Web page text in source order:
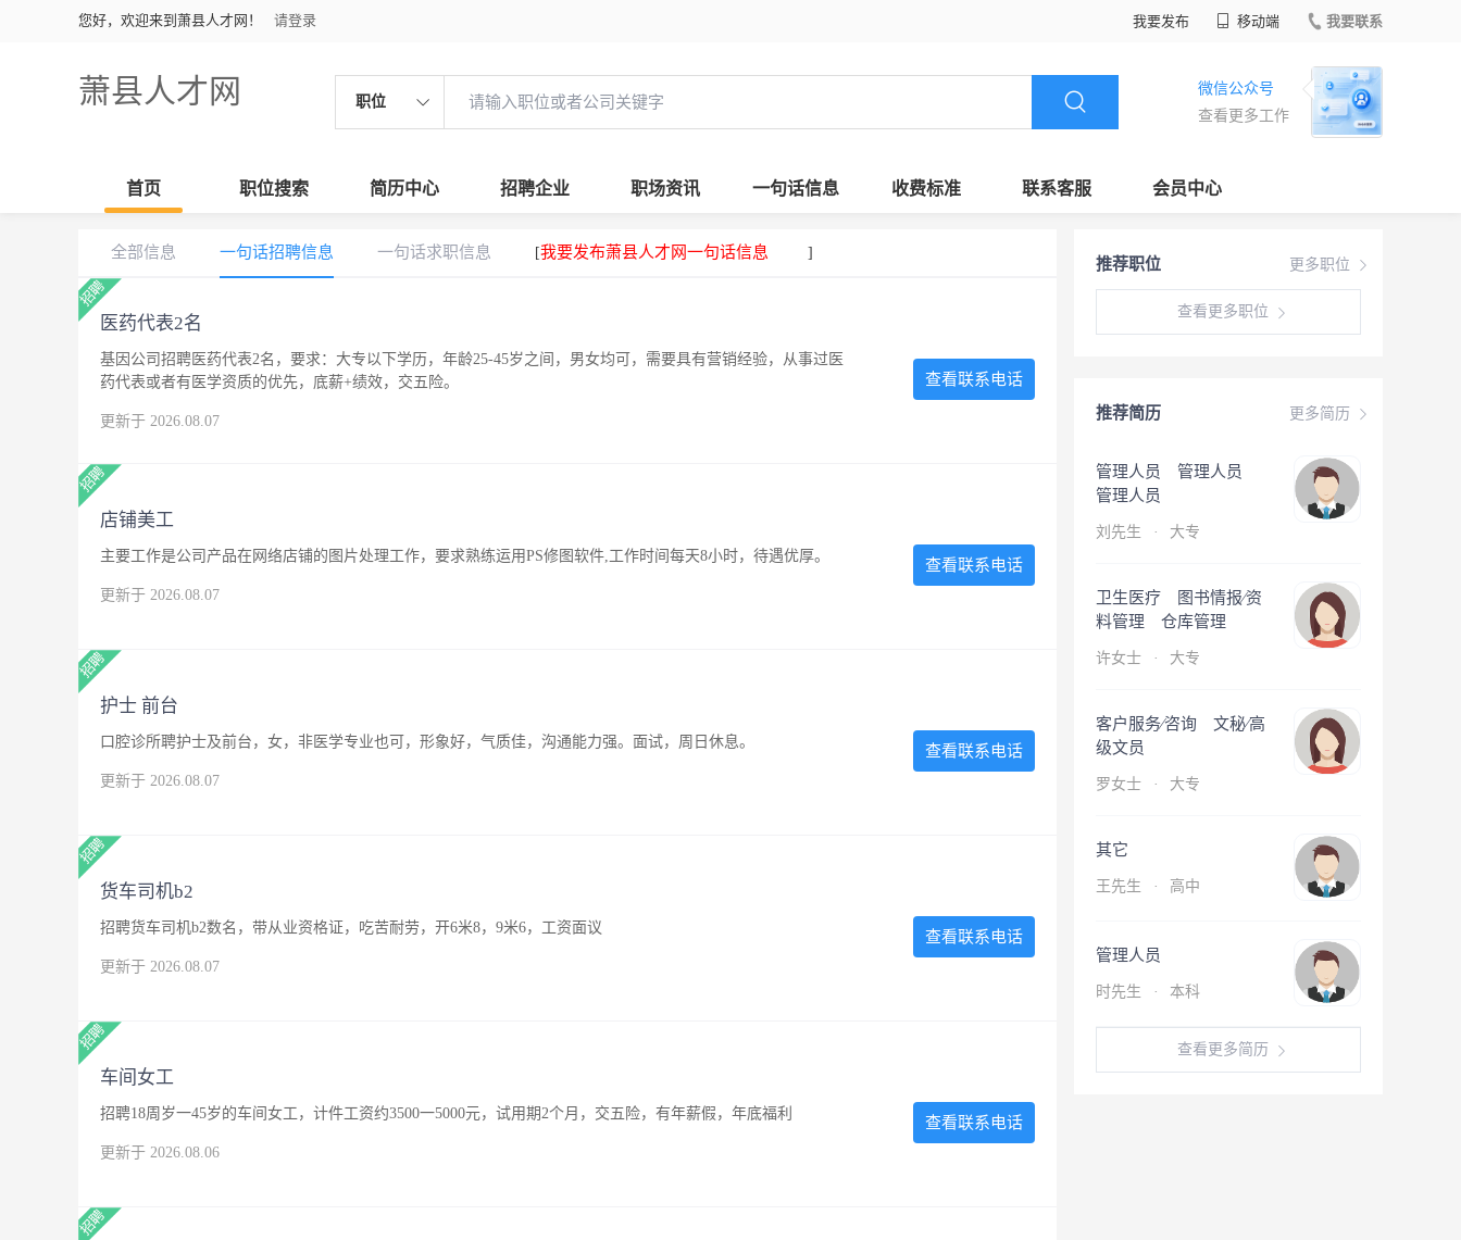
您好，欢迎来到萧县人才网！ 请登录 我要发布 移动端 我要联系
萧县人才网 职位
微信公众号
查看更多工作
首页 职位搜索 简历中心 招聘企业 职场资讯 一句话信息 收费标准 联系客服 会员中心
更多职位
推荐职位
查看更多职位
更多简历
推荐简历
管理人员 管理人员
管理人员
刘先生 · 大专
卫生医疗 图书情报∕资
料管理 仓库管理
许女士 · 大专
客户服务∕咨询 文秘∕高
级文员
罗女士 · 大专
其它
王先生 · 高中
管理人员
时先生 · 本科
查看更多简历
全部信息 一句话招聘信息 一句话求职信息 [我要发布萧县人才网一句话信息 ]
医药代表2名
基因公司招聘医药代表2名，要求：大专以下学历，年龄25-45岁之间，男女均可，需要具有营销经验，从事过医
药代表或者有医学资质的优先，底薪+绩效，交五险。
更新于 2026.08.07
查看联系电话
店铺美工
主要工作是公司产品在网络店铺的图片处理工作，要求熟练运用PS修图软件,工作时间每天8小时，待遇优厚。
更新于 2026.08.07
查看联系电话
护士 前台
口腔诊所聘护士及前台，女，非医学专业也可，形象好，气质佳，沟通能力强。面试，周日休息。
更新于 2026.08.07
查看联系电话
货车司机b2
招聘货车司机b2数名，带从业资格证，吃苦耐劳，开6米8，9米6，工资面议
更新于 2026.08.07
查看联系电话
车间女工
招聘18周岁一45岁的车间女工，计件工资约3500一5000元，试用期2个月，交五险，有年薪假，年底福利
更新于 2026.08.06
查看联系电话